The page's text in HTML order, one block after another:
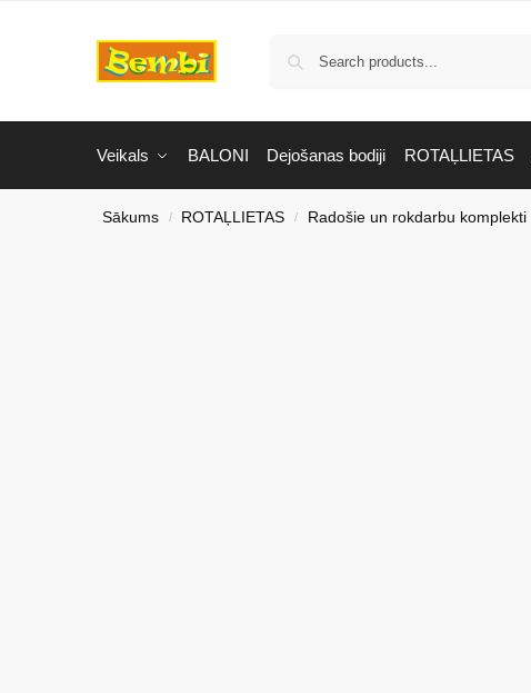
Veikals BALONI Dejošanas bodiji ROTAĻLIETAS
Sākums / ROTAĻLIETAS / Radošie un rokdarbu komplekti